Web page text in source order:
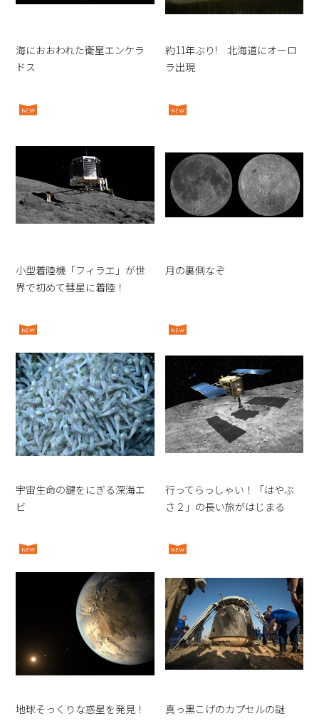
海におおわれた衛星エンケラ
ドス
約11年ぶり! 北海道にオーロ
ラ出現
小型着陸機「フィラエ」が世
界で初めて彗星に着陸！
月の裏側なぞ
宇宙生命の鍵をにぎる深海エ
ビ
行ってらっしゃい！「はやぶ
さ２」の長い旅がはじまる
地球そっくりな惑星を発見！ 真っ黒こげのカプセルの謎